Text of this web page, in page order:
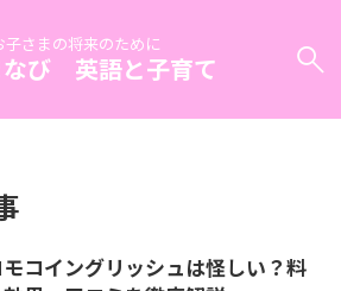
子さまの将来のために
び 英語と子育て
コイングリッシュは怪しい？料